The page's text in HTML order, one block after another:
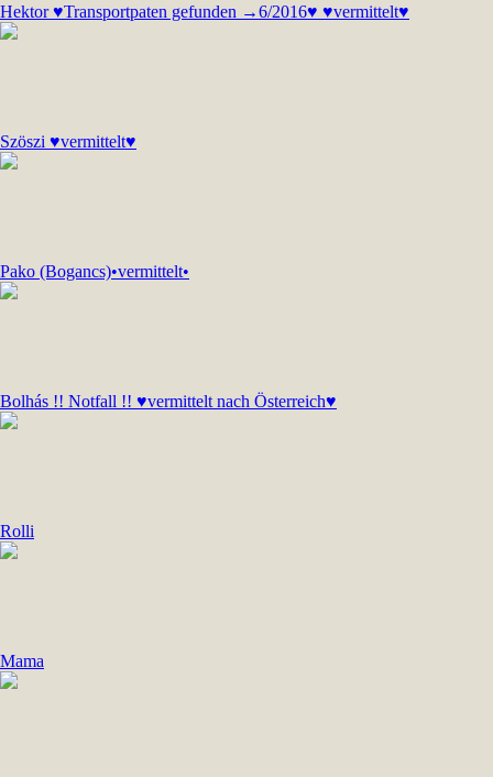
Hektor ♥Transportpaten gefunden →6/2016♥ ♥vermittelt♥
Szöszi ♥vermittelt♥
Pako (Bogancs)•vermittelt•
Bolhás !! Notfall !! ♥vermittelt nach Österreich♥
Rolli
Mama